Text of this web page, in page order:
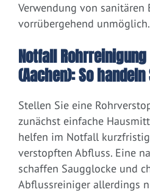
Verwendung von sanitären
vorrübergehend unmöglich.
Notfall
(Aachen): So
Stellen Sie eine
zunächst einfache
helfen im Notfall
verstopften Abfluss. Eine
schaffen Saugglocke und
Abflussreiniger allerdings